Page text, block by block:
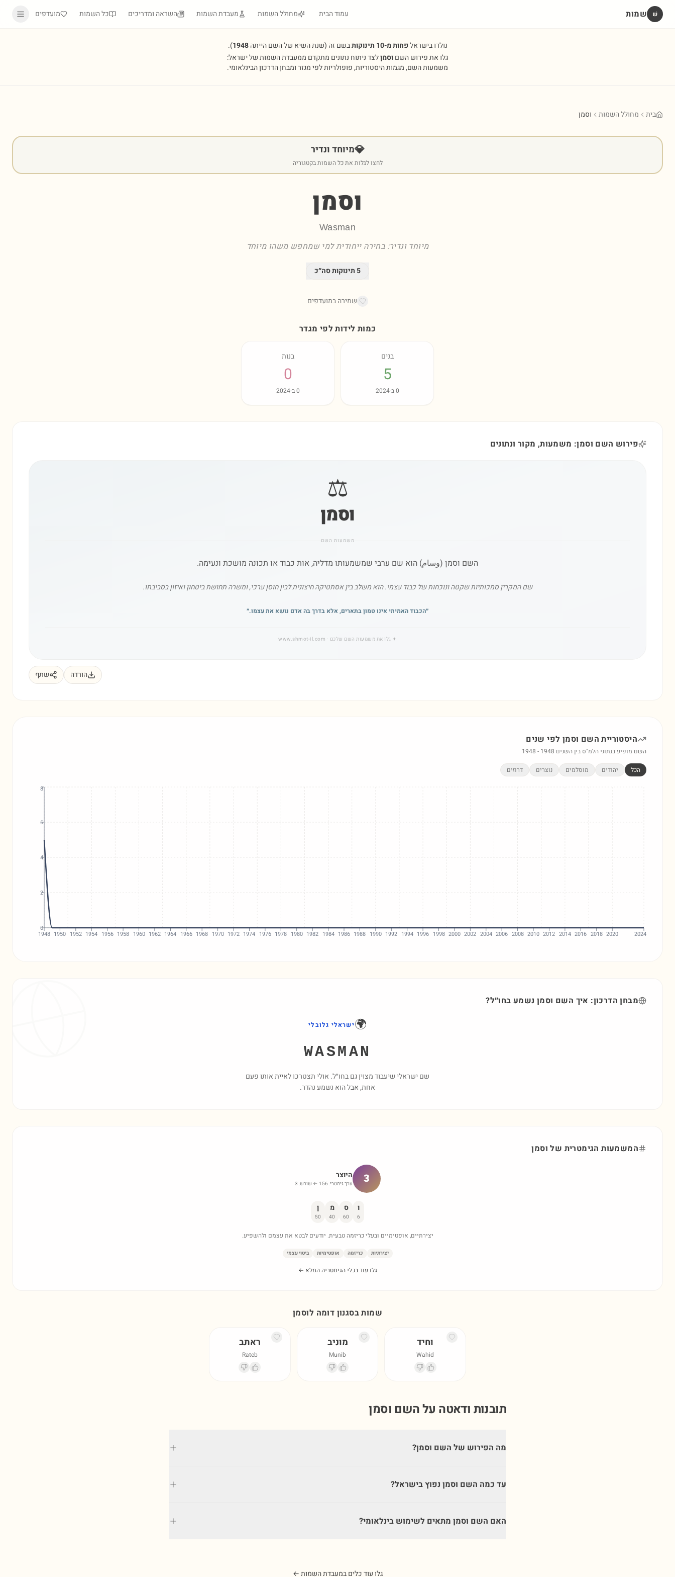
שׁ שמות עמוד הבית מחולל השמות מעבדת השמות השראה ומדריכים כל השמות מועדפים
נולדו בישראלפחות מ-10 תינוקות בשם זה (שנת השיא של השם הייתה1948
).
גלו את פירוש השםוסמןלצד ניתוח נתונים מתקדם ממעבדת השמות של ישראל:
משמעות השם, מגמות היסטוריות, פופולריות לפי מגזר ומבחן הדרכון הבינלאומי.
בית מחולל השמות וסמן
💎מיוחד ונדיר
לחצו לגלות את כל השמות בקטגוריה
וסמן
Wasman
מיוחד ונדיר: בחירה ייחודית למי שמחפש משהו מיוחד
5תינוקות סה״כ
שמירה במועדפים
כמות לידות לפי מגדר
בנים
5
0ב-2024
בנות
0
0ב-2024
פירוש השם וסמן: משמעות, מקור ונתונים
⚖️
וסמן
משמעות השם
השם וסמן (وسام) הוא שם ערבי שמשמעותו מדליה, אות כבוד או תכונה מושכת ונעימה.
שם המקרין סמכותיות שקטה ונוכחות של כבוד עצמי. הוא משלב בין אסתטיקה חיצונית לבין חוסן ערכי, ומשרה תחושת ביטחון ואיזון בסביבתו.
״הכבוד האמיתי אינו טמון בתארים, אלא בדרך בה אדם נושא את עצמו.״
✦ גלו את משמעות השם שלכם · www.shmot-il.com
הורדה שתף
היסטוריית השם וסמן לפי שנים
השם מופיע בנתוני הלמ"ס בין השנים 1948 - 1948
הכל יהודים מוסלמים נוצרים דרוזים
1948 1950 1952 1954 1956 1958 1960 1962 1964 1966 1968 1970 1972 1974 1976 1978 1980 1982 1984 1986 1988 1990 1992 1994 1996 1998 2000 2002 2004 2006 2008 2010 2012 2014 2016 2018 2020 2024
0
2
4
6
8
מבחן הדרכון: איך השם וסמן נשמע בחו״ל?
🌍ישראלי גלובלי
WASMAN
שם ישראלי שיעבוד מצוין גם בחו״ל. אולי תצטרכו לאיית אותו פעם
אחת, אבל הוא נשמע נהדר.
המשמעות הגימטרית של וסמן
3 היוצר
ערך גימטרי: 156 ← שורש: 3
ו
6
ס
60
מ
40
ן
50
יצירתיים, אופטימיים ובעלי כריזמה טבעית. יודעים לבטא את עצמם ולהשפיע.
יצירתיות כריזמה אופטימיות ביטוי עצמי
גלו עוד בכלי הגימטריה המלא ←
שמות בסגנון דומה לוסמן
וחיד
Wahid
מוניב
Munib
ראתב
Rateb
תובנות ודאטה על השם וסמן
מה הפירוש של השם וסמן?
עד כמה השם וסמן נפוץ בישראל?
האם השם וסמן מתאים לשימוש בינלאומי?
גלו עוד כלים במעבדת השמות ←